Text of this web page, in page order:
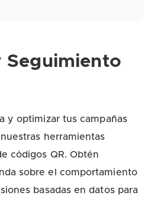
Seguimiento
y optimizar tus campañas
herramientas
códigos QR. Obtén
sobre el comportamiento
basadas en datos para